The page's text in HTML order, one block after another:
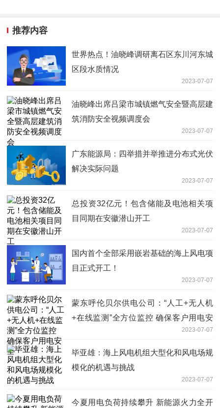
推荐内容
世界热点！油晓峰调研离石区东川河东城
区段水质情况
2023-07-07
油晓峰出席吕梁市城镇燃气安全暨高层建
筑消防安全视频调度会
2023-07-07
广东能源局：四举措并举推进分布式光伏
解决实际问题
2023-07-07
总投资32亿元！包含储能及电池相关项
目同期在安徽潜山开工
2023-07-07
国内首个全部采用嵌岩基础的海上风电项
目正式开工！
2023-07-07
蒙东呼伦贝尔供电公司：“人工+无人机
+在线监测”全方位监控 确保客户用电安
2023-07-07
毕亚雄：海上风电机组大型化和风电场规
模化的机遇与挑战
2023-07-07
今夏用电负荷持续攀升 新能源火力全开